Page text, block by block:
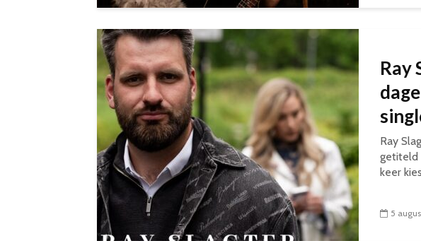
Ray
Ray
getiteld
keer
5